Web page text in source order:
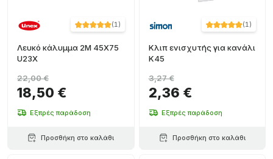
(1)
Λευκό κάλυμμα 2M 45X75
U23X
18,50 €
22,00 €
Εξπρές παράδοση
Προσθήκη στο καλάθι
(1)
Κλιπ ενισχυτής για κανάλι
K45
2,36 €
3,27 €
Εξπρές παράδοση
Προσθήκη στο καλάθι